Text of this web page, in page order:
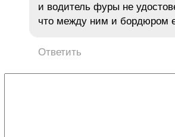
и водитель фуры не
что между ним и бордюром
Ответить